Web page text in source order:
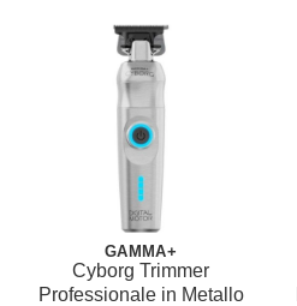
GAMMA+
Cyborg Trimmer
Professionale in Metallo